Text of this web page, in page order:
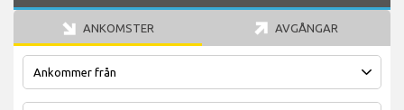
ANKOMSTER AVGÅNGAR